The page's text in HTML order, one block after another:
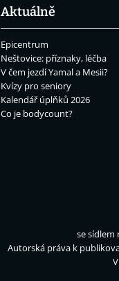
Aktuálně
Epicentrum
Neštovice: příznaky, léčba
V čem jezdí Yamal a Mesii?
Kvízy pro seniory
Kalendář úplňků 2026
Co je bodycount?
se sídlem
Autorská práva k